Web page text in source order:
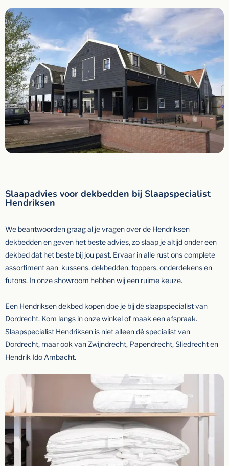
Slaapadvies voor dekbedden bij Slaapspecialist
Hendriksen
We beantwoorden graag al je vragen over de Hendriksen
dekbedden en geven het beste advies, zo slaap je altijd onder een
dekbed dat het beste bij jou past. Ervaar in alle rust ons complete
assortiment aan kussens, dekbedden, toppers, onderdekens en
futons. In onze showroom hebben wij een ruime keuze.
Een Hendriksen dekbed kopen doe je bij dé slaapspecialist van
Dordrecht. Kom langs in onze winkel of maak een afspraak.
Slaapspecialist Hendriksen is niet alleen dé specialist van
Dordrecht, maar ook van Zwijndrecht, Papendrecht, Sliedrecht en
Hendrik Ido Ambacht.